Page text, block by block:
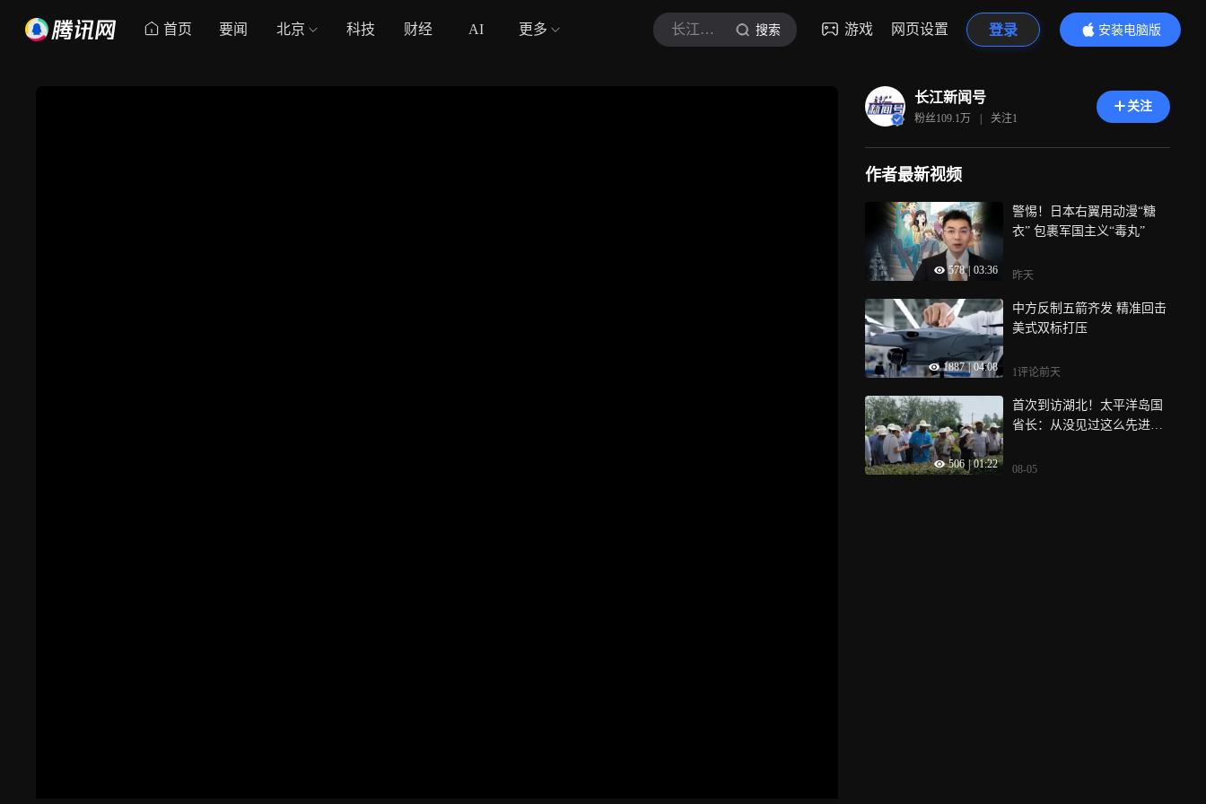
首页 要闻 北京 科技 财经 AI 更多 长江新闻号 搜索 游戏 网页设置 登录
安装电脑版
内容更精彩
长江新闻号
粉丝109.1万 | 关注1
关注
作者最新视频
578 | 03:36
警惕！日本右翼用动漫“糖
衣” 包裹军国主义“毒丸”
昨天
1887 | 04:08
中方反制五箭齐发 精准回击
美式双标打压
1评论前天
506 | 01:22
首次到访湖北！太平洋岛国
省长：从没见过这么先进的
路！
08-05